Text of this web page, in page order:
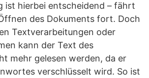
ist hierbei entscheidend – fährt
des Dokuments fort. Doch
Textverarbeitungen oder
kann der Text des
mehr gelesen werden, da er
verschlüsselt wird. So ist